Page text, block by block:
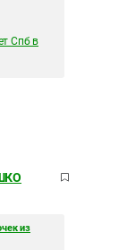
Спб в
из